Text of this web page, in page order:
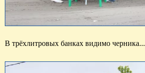
В трёхлитровых банках видимо черника...